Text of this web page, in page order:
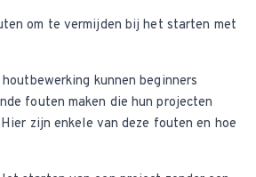
om te vermijden bij het starten met
kunnen beginners
fouten maken die hun projecten
zijn enkele van deze fouten en hoe